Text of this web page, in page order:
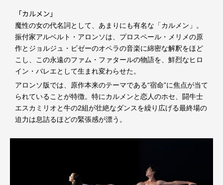
「カルメン」
魔性の女の代名詞として、あまりにも有名な「カルメン」。
振付家アルベルト・アロンソは、プロスペール・メリメの原
作とジョルジュ・ビゼーのオペラの音楽に綿密な解釈をほど
こし、この永遠のファム・ファタールの物語を、鮮烈なヒロ
イン・バレエとして生まれ変わらせた。
アロンソ版では、原作本来のテーマである“宿命”に焦点が当て
られていることが特徴。特にカルメンと恋人のホセ、闘牛士
エスカミリオと牛の2組が壮絶なダンスを繰り広げる最終場の
迫力は息詰るほどの緊張感が漂う。